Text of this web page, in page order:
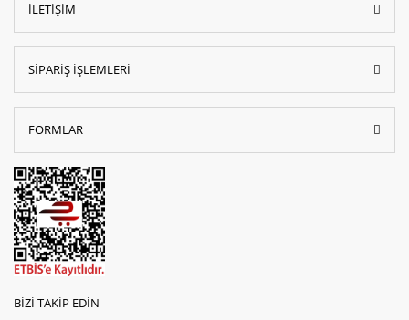
İLETİŞİM
SİPARİŞ İŞLEMLERİ
FORMLAR
BİZİ TAKİP EDİN